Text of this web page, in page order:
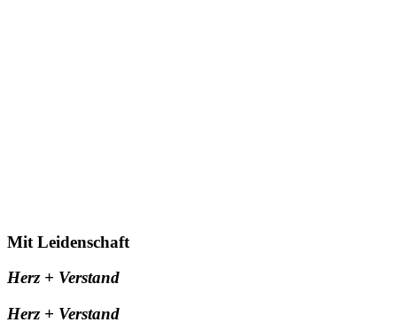
Mit Leidenschaft
Herz + Verstand
Herz + Verstand